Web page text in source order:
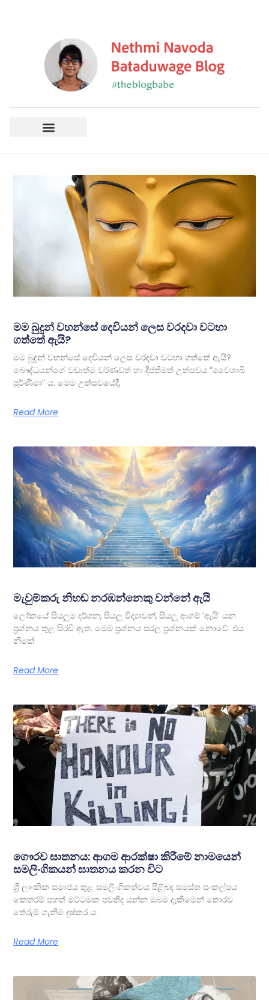
මම බුදුන් වහන්සේ දෙවියන් ලෙස වරදවා වටහා
ගත්තේ ඇයි?
මම බුදුන් වහන්සේ දෙවියන් ලෙස වරදවා වටහා ගත්තේ ඇයි?
බෞද්ධයන්ගේ වඩාත්ම වර්ණවත් හා දීප්තිමත් උත්සවය “වෛශාඛී
පූර්ණිමා” ය. මෙම උත්සවයේදී,
Read More
මැවුම්කරු නිහඬ නරඹන්නෙකු වන්නේ ඇයි
ලෝකයේ සියලුම දර්ශන, සියලු විද්‍යාවන්, සියලු ආගම් ‘ඇයි’ යන
ප්‍රශ්නය තුළ සිරවී ඇත. මෙම ප්‍රශ්නය සරල ප්‍රශ්නයක් නොවේ. එය
නිමක්
Read More
ගෞරව ඝාතනය: ආගම ආරක්ෂා කිරීමේ නාමයෙන්
සමලිංගිකයන් ඝාතනය කරන විට
ශ්‍රී ලාංකික සමාජය තුළ සමලිංගිකත්වය පිළිබඳ සමස්ත සංකල්පය
කෙතරම් පහත් මට්ටමක පවතීද යන්න ඔබම දැකීමෙන් තොරව
තේරුම් ගැනීම දුෂ්කර ය.
Read More